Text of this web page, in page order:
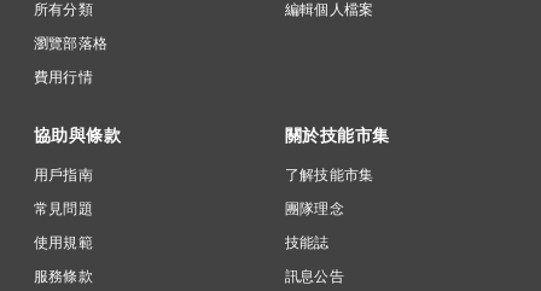
所有分類
瀏覽部落格
費用行情
編輯個人檔案
協助與條款
用戶指南
常見問題
使用規範
服務條款
關於技能市集
了解技能市集
團隊理念
技能誌
訊息公告